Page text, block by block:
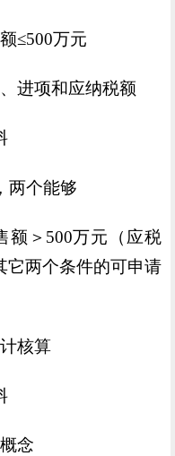
≤500万元
进项和应纳税额
两个能够
额＞500万元（应税
它两个条件的可申请
核算
念